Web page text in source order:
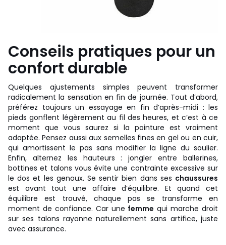
Conseils pratiques pour un
confort durable
Quelques ajustements simples peuvent transformer
radicalement la sensation en fin de journée. Tout d’abord,
préférez toujours un essayage en fin d’après-midi : les
pieds gonflent légèrement au fil des heures, et c’est à ce
moment que vous saurez si la pointure est vraiment
adaptée. Pensez aussi aux semelles fines en gel ou en cuir,
qui amortissent le pas sans modifier la ligne du soulier.
Enfin, alternez les hauteurs : jongler entre ballerines,
bottines et talons vous évite une contrainte excessive sur
le dos et les genoux. Se sentir bien dans ses chaussures
est avant tout une affaire d’équilibre. Et quand cet
équilibre est trouvé, chaque pas se transforme en
moment de confiance. Car une femme qui marche droit
sur ses talons rayonne naturellement sans artifice, juste
avec assurance.